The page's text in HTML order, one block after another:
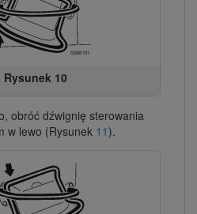
Rysunek 10
obróć dźwignię sterowania
w lewo (Rysunek 11).